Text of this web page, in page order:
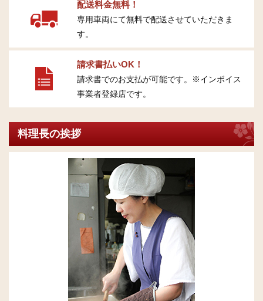
配送料金無料！
専用車両にて無料で配送させていただきま
す。
請求書払いOK！
請求書でのお支払が可能です。※インボイス
事業者登録店です。
料理長の挨拶